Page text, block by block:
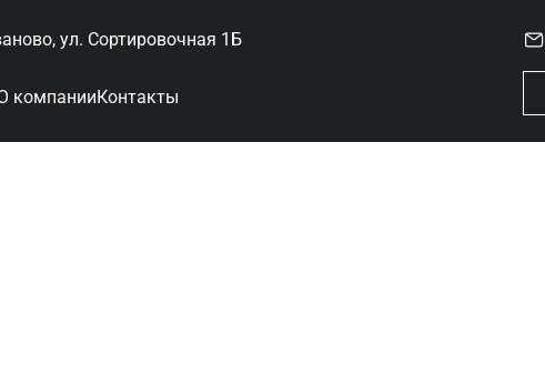
ул. Сортировочная 1Б
компанииКонтакты